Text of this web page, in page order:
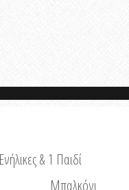
& 1 Παιδί
Μπαλκόνι